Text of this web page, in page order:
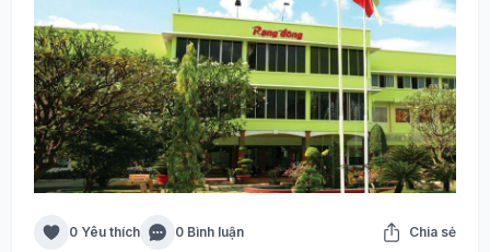
0 Yêu thích 0 Bình luận Chia sẻ